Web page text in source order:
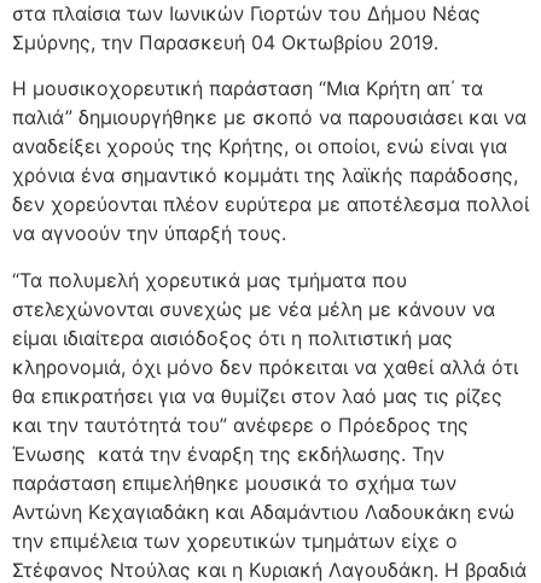
στα πλαίσια των Ιωνικών Γιορτών του Δήμου Νέας
Σμύρνης, την Παρασκευή 04 Οκτωβρίου 2019.
Η μουσικοχορευτική παράσταση “Μια Κρήτη απ΄ τα
παλιά” δημιουργήθηκε με σκοπό να παρουσιάσει και να
αναδείξει χορούς της Κρήτης, οι οποίοι, ενώ είναι για
χρόνια ένα σημαντικό κομμάτι της λαϊκής παράδοσης,
δεν χορεύονται πλέον ευρύτερα με αποτέλεσμα πολλοί
να αγνοούν την ύπαρξή τους.
“Τα πολυμελή χορευτικά μας τμήματα που
στελεχώνονται συνεχώς με νέα μέλη με κάνουν να
είμαι ιδιαίτερα αισιόδοξος ότι η πολιτιστική μας
κληρονομιά, όχι μόνο δεν πρόκειται να χαθεί αλλά ότι
θα επικρατήσει για να θυμίζει στον λαό μας τις ρίζες
και την ταυτότητά του” ανέφερε ο Πρόεδρος της
Ένωσης κατά την έναρξη της εκδήλωσης. Την
παράσταση επιμελήθηκε μουσικά το σχήμα των
Αντώνη Κεχαγιαδάκη και Αδαμάντιου Λαδουκάκη ενώ
την επιμέλεια των χορευτικών τμημάτων είχε ο
Στέφανος Ντούλας και η Κυριακή Λαγουδάκη. Η βραδιά